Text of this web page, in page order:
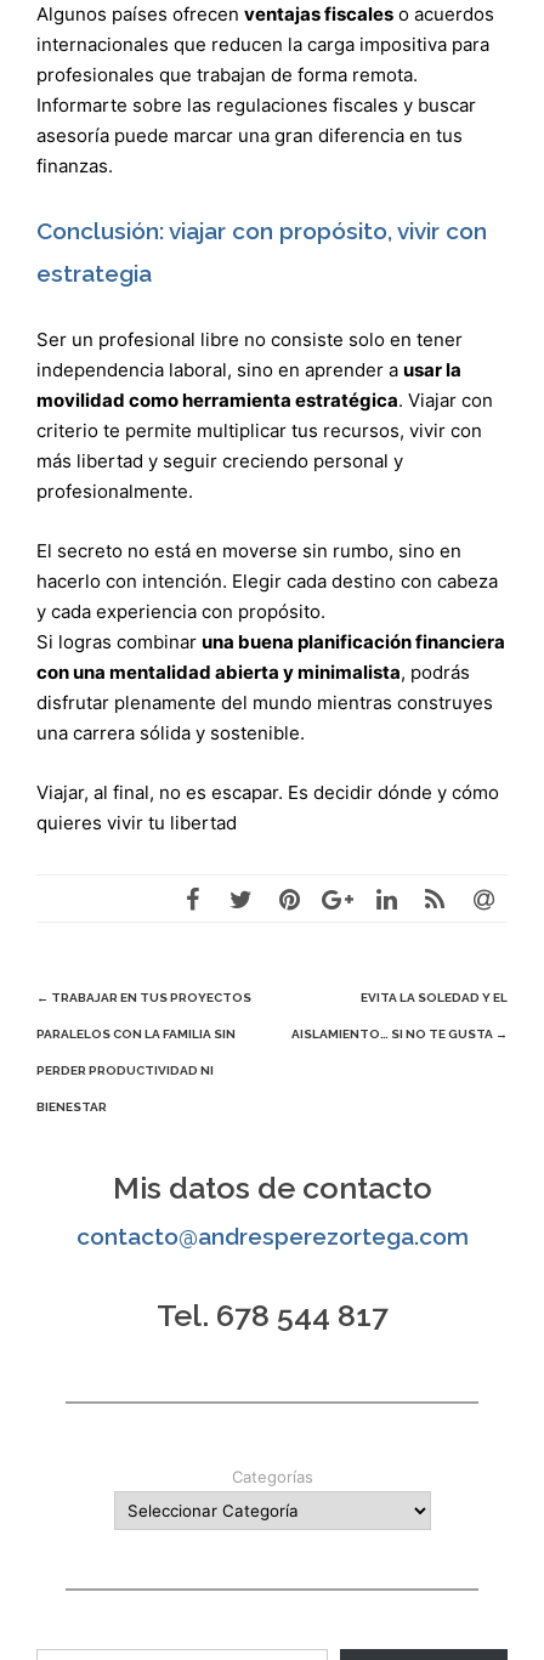
Algunos países ofrecen ventajas fiscales o acuerdos
internacionales que reducen la carga impositiva para
profesionales que trabajan de forma remota.
Informarte sobre las regulaciones fiscales y buscar
asesoría puede marcar una gran diferencia en tus
finanzas.
Conclusión: viajar con propósito, vivir con
estrategia
Ser un profesional libre no consiste solo en tener
independencia laboral, sino en aprender a usar la
movilidad como herramienta estratégica. Viajar con
criterio te permite multiplicar tus recursos, vivir con
más libertad y seguir creciendo personal y
profesionalmente.
El secreto no está en moverse sin rumbo, sino en
hacerlo con intención. Elegir cada destino con cabeza
y cada experiencia con propósito.
Si logras combinar una buena planificación financiera
con una mentalidad abierta y minimalista, podrás
disfrutar plenamente del mundo mientras construyes
una carrera sólida y sostenible.
Viajar, al final, no es escapar. Es decidir dónde y cómo
quieres vivir tu libertad
Navegación
de
← TRABAJAR EN TUS PROYECTOS
PARALELOS CON LA FAMILIA SIN
PERDER PRODUCTIVIDAD NI
BIENESTAR
EVITA LA SOLEDAD Y EL
AISLAMIENTO… SI NO TE GUSTA →
Mis datos de contacto
contacto@andresperezortega.com
Tel. 678 544 817
Categorías
Escribe tu correo electrónico…